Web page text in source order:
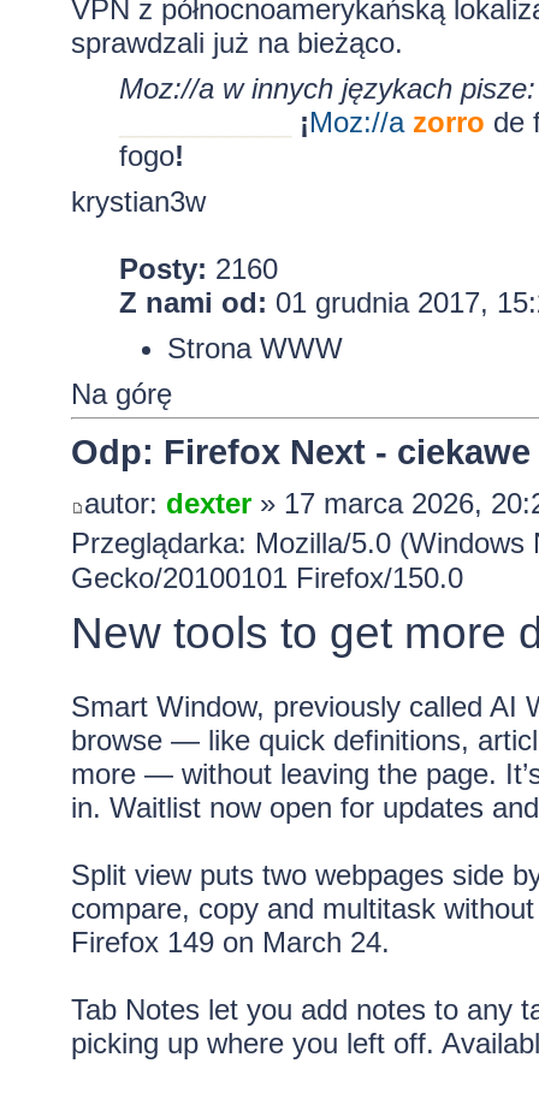
VPN z północnoamerykańską
sprawdzali już na bieżąco.
Moz://a w innych językach pisze:
¡Moz://a zorro de
fogo!
krystian3w
Posty: 2160
Z nami od: 01 grudnia 2017,
Strona WWW
Na górę
Odp: Firefox Next -
autor: dexter» 17 marca 2026,
Przeglądarka: Mozilla/5.0
Gecko/20100101 Firefox/150.0
New tools to get more
Smart Window, previously called AI
browse — like quick definitions,
more — without leaving the page.
in. Waitlistnow open for updates
Split view puts two webpages side
compare, copy and multitask
Firefox 149 on March 24.
Tab Notes let you add notes to any
picking up where you left off.